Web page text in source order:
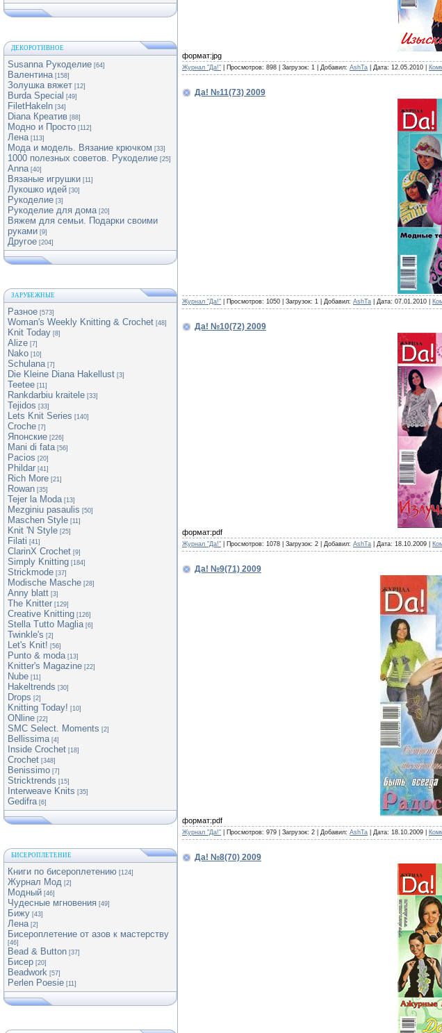
ДЕКОРОТИВНОЕ
Susanna Рукоделие [64]
Валентина [158]
Золушка вяжет [12]
Burda Special [49]
FiletHakeln [34]
Diana Креатив [88]
Модно и Просто [112]
Лена [113]
Мода и модель. Вязание крючком [33]
1000 полезных советов. Рукоделие [25]
Anna [40]
Вязаные игрушки [11]
Лукошко идей [30]
Рукоделие [3]
Рукоделие для дома [20]
Вяжем для семьи. Подарки своими
руками [9]
Другое [204]
ЗАРУБЕЖНЫЕ
Разное [573]
Woman's Weekly Knitting & Crochet [48]
Knit Today [8]
Alize [7]
Nako [10]
Schulana [7]
Die Kleine Diana Hakellust [3]
Teetee [11]
Rankdarbiu kraitele [33]
Tejidos [33]
Lets Knit Series [140]
Croche [7]
Японские [226]
Mani di fata [56]
Pacios [20]
Phildar [41]
Rich More [21]
Rowan [35]
Tejer la Moda [13]
Mezginiu pasaulis [50]
Maschen Style [11]
Knit 'N Style [25]
Filati [41]
ClarinX Crochet [9]
Simply Knitting [184]
Strickmode [37]
Modische Masche [28]
Anny blatt [3]
The Knitter [129]
Creative Knitting [126]
Stella Tutto Maglia [6]
Twinkle's [2]
Let's Knit! [56]
Punto & moda [13]
Knitter's Magazine [22]
Nube [11]
Hakeltrends [30]
Drops [2]
Knitting Today! [10]
ONline [22]
SMC Select. Moments [2]
Bellissima [4]
Inside Crochet [18]
Crochet [348]
Benissimo [7]
Stricktrends [15]
Interweave Knits [35]
Gedifra [6]
БИСЕРОПЛЕТЕНИЕ
Книги по бисероплетению [124]
Журнал Мод [2]
Модный [46]
Чудесные мгновения [49]
Бижу [43]
Лена [2]
Бисероплетение от азов к мастерству
[46]
Bead & Button [37]
Бисер [20]
Beadwork [57]
Perlen Poesie [11]
формат:jpg
Журнал "Да!" | Просмотров: 898 | Загрузок: 1 | Добавил: AshTa | Дата: 12.05.2010
Да! №11(73) 2009
Журнал "Да!" | Просмотров: 1050 | Загрузок: 1 | Добавил: AshTa | Дата: 07.01.2010
Да! №10(72) 2009
формат:pdf
Журнал "Да!" | Просмотров: 1078 | Загрузок: 2 | Добавил: AshTa | Дата: 18.10.2009
Да! №9(71) 2009
формат:pdf
Журнал "Да!" | Просмотров: 979 | Загрузок: 2 | Добавил: AshTa | Дата: 18.10.2009
Да! №8(70) 2009